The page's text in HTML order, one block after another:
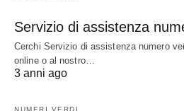
Servizio di assistenza
Cerchi Servizio di assistenza numero
online o al nostro…
3 anni ago
NUMERI VERDI